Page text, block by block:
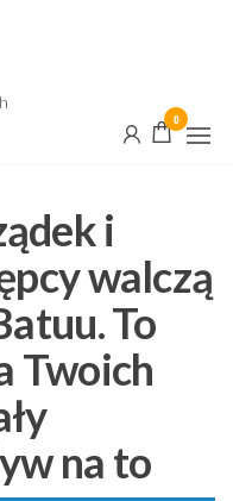
0
i
walczą
To
Twoich
na to